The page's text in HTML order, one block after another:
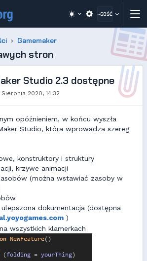
~GOŚĆ
Gamemaker
stron
Studio 2.3 dostępne
2020, 14:32
opóźnieniem, w końcu wyszła
Studio, która wprowadza szereg
konstruktory i struktury
krzywe animacji
(można wstawiać zasoby w
dokumentacja (dostępna
)
wszystkich klamerkach